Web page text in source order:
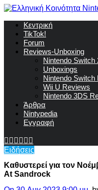
Κεντρική
TikTok!
Forum
Reviews-Unboxing
Nintendo Switch
Unboxings
Nintendo Switch
Wii U Reviews
Nintendo 3DS
Άρθρα
Nintypedia
Εγγραφή
Ειδήσεις
Καθυστερεί για τον
At Sandrock